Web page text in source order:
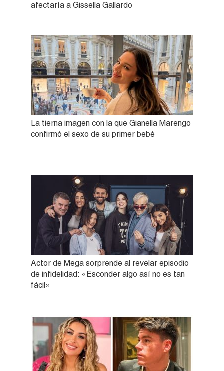
afectaría a Gissella Gallardo
La tierna imagen con la que Gianella Marengo
confirmó el sexo de su primer bebé
Actor de Mega sorprende al revelar episodio
de infidelidad: «Esconder algo así no es tan
fácil»